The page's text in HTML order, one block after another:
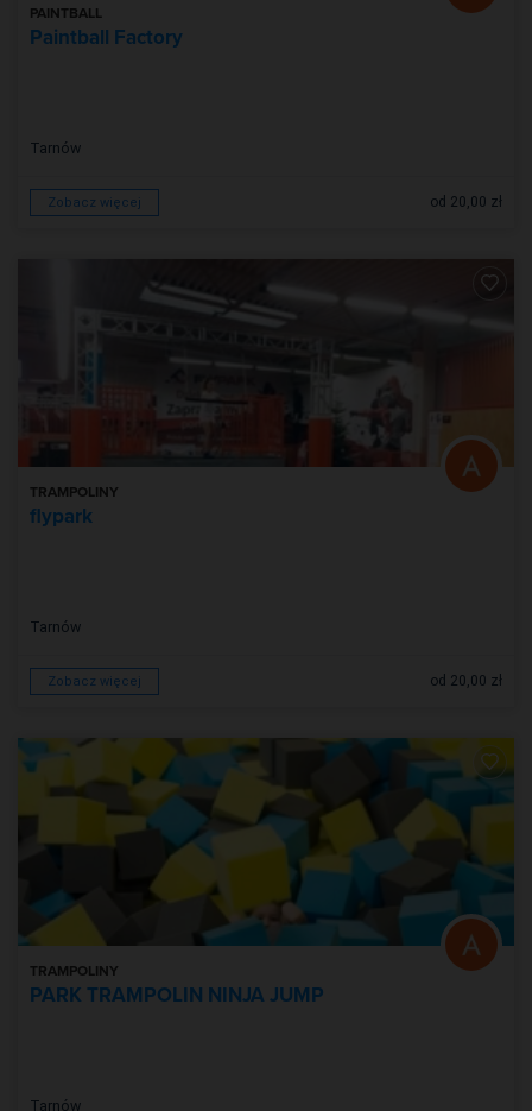
PAINTBALL
Paintball Factory
Tarnów
Zobacz więcej od 20,00 zł
TRAMPOLINY
flypark
Tarnów
Zobacz więcej od 20,00 zł
TRAMPOLINY
PARK TRAMPOLIN NINJA JUMP
Tarnów